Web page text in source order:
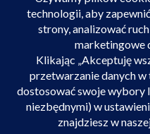
biuro@velex.pl
SALON POJAZDÓW
ul. Kilińskiego 72/